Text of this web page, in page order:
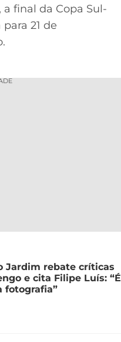
final da Copa Sul-
21 de
Jardim rebate críticas
e cita Filipe Luís: “É
fotografia”